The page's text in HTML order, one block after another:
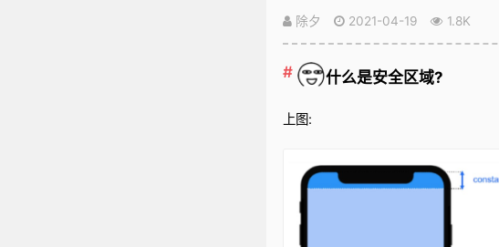
除夕 2021-04-19 1.8K
什么是安全区域?
上图: